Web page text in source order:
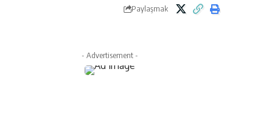
Paylaşmak
- Advertisement -